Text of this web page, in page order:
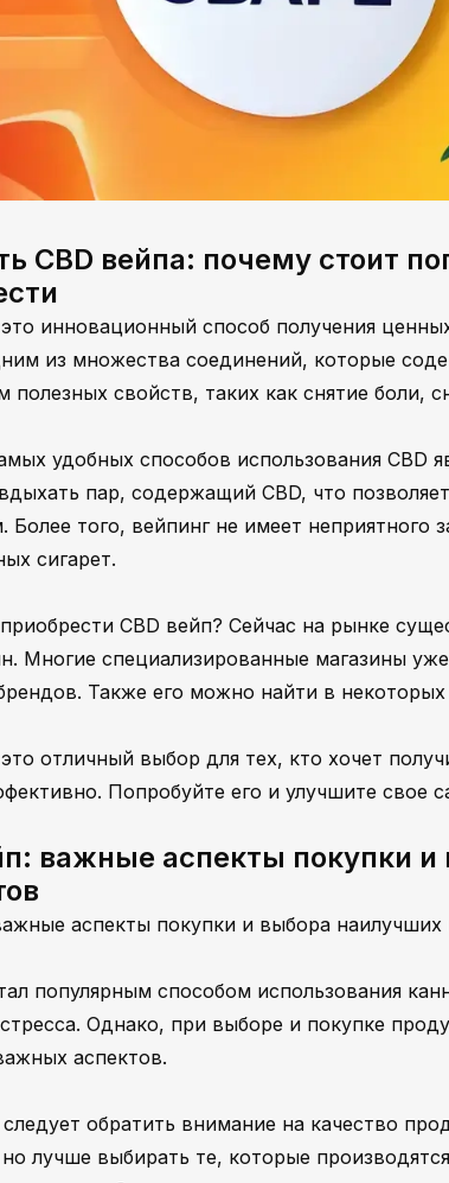
CBD вейпа: почему стоит
инновационный способ получения
из множества соединений, которые
полезных свойств, таких как снятие боли,
удобных способов использования CBD
пар, содержащий CBD, что
Более того, вейпинг не имеет неприятного
сигарет.
CBD вейп? Сейчас на рынке
Многие специализированные магазины
Также его можно найти в некоторых
отличный выбор для тех, кто хочет
Попробуйте его и улучшите свое
важные аспекты покупки
аспекты покупки и выбора наилучших
популярным способом использования
Однако, при выборе и покупке
аспектов.
обратить внимание на качество
лучше выбирать те, которые